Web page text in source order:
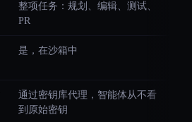
整项任务：规划、编辑、测试、
PR
是，在沙箱中
通过密钥库代理，智能体从不看
到原始密钥